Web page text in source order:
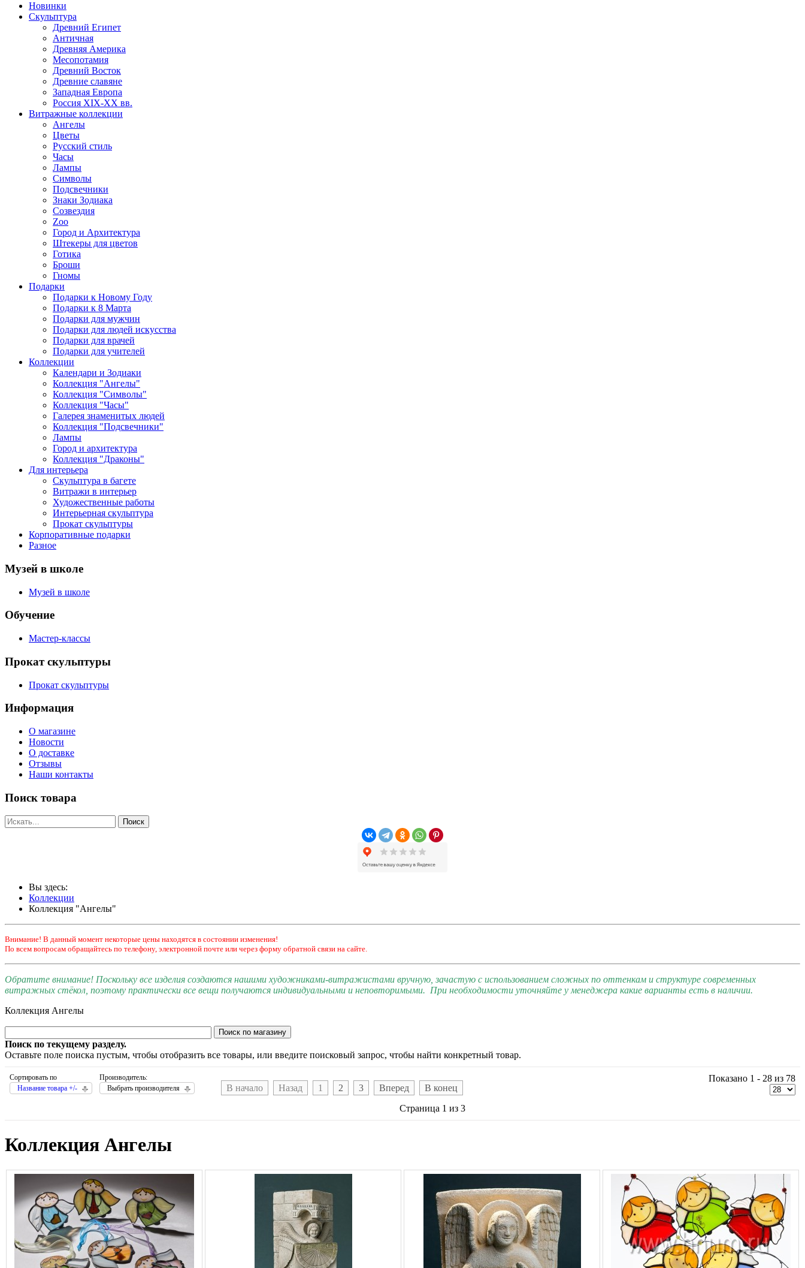
Новинки
Скульптура
Древний Египет
Античная
Древняя Америка
Месопотамия
Древний Восток
Древние славяне
Западная Европа
Россия XIX-XX вв.
Витражные коллекции
Ангелы
Цветы
Русский стиль
Часы
Лампы
Символы
Подсвечники
Знаки Зодиака
Созвездия
Zoo
Город и Архитектура
Штекеры для цветов
Готика
Броши
Гномы
Подарки
Подарки к Новому Году
Подарки к 8 Марта
Подарки для мужчин
Подарки для людей искусства
Подарки для врачей
Подарки для учителей
Коллекции
Календари и Зодиаки
Коллекция "Ангелы"
Коллекция "Символы"
Коллекция "Часы"
Галерея знаменитых людей
Коллекция "Подсвечники"
Лампы
Город и архитектура
Коллекция "Драконы"
Для интерьера
Скульптура в багете
Витражи в интерьер
Художественные работы
Интерьерная скульптура
Прокат скульптуры
Корпоративные подарки
Разное
Музей в школе
Музей в школе
Обучение
Мастер-классы
Прокат скульптуры
Прокат скульптуры
Информация
О магазине
Новости
О доставке
Отзывы
Наши контакты
Поиск товара
Вы здесь:
Коллекции
Коллекция "Ангелы"
Внимание! В данный момент некоторые цены находятся в состоянии изменения!
По всем вопросам обращайтесь по телефону, электронной почте или через форму обратной связи на сайте.
Обратите внимание! Поскольку все изделия создаются нашими художниками-витражистами вручную, зачастую с использованием сложных по оттенкам и структуре современных
витражных стёкол, поэтому практически все вещи получаются индивидуальными и неповторимыми. При необходимости уточняйте у менеджера какие варианты есть в наличии.
Коллекция Ангелы
Поиск по текущему разделу.
Оставьте поле поиска пустым, чтобы отобразить все товары, или введите поисковый запрос, чтобы найти конкретный товар.
Сортировать по
Название товара +/-
Производитель:
Выбрать производителя
В начало Назад 1 2 3 Вперед
В конец
Страница 1 из 3
Показано 1 - 28 из 78
Коллекция Ангелы